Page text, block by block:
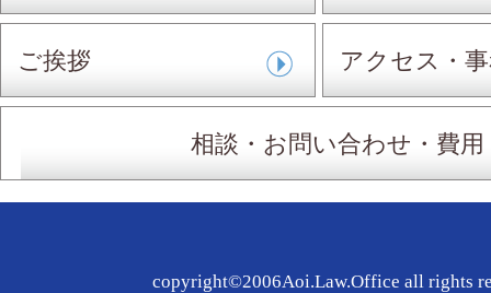
扱事件
ご挨拶 アクセス・
相談・お問い合わせ・費用
copyright©2006Aoi.Law.Office all rights